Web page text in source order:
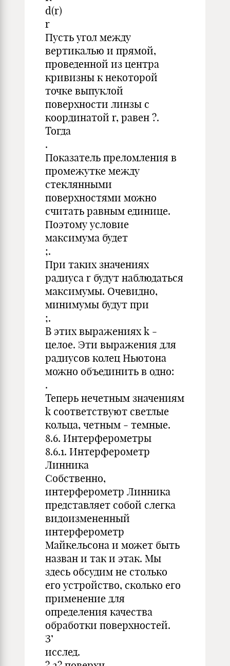
d(r)
r
Пусть угол между
вертикалью и прямой,
проведенной из центра
кривизны к некоторой
точке выпуклой
поверхности линзы с
координатой r, равен ?.
Тогда
.
Показатель преломления в
промежутке между
стеклянными
поверхностями можно
считать равным единице.
Поэтому условие
максимума будет
;.
При таких значениях
радиуса r будут наблюдаться
максимумы. Очевидно,
минимумы будут при
;.
В этих выражениях k -
целое. Эти выражения для
радиусов колец Ньютона
можно объединить в одно:
.
Теперь нечетным значениям
k соответствуют светлые
кольца, четным - темные.
8.6. Интерферометры
8.6.1. Интерферометр
Линника
Собственно,
интерферометр Линника
представляет собой слегка
видоизмененный
интерферометр
Майкельсона и может быть
назван и так и этак. Мы
здесь обсудим не столько
его устройство, сколько его
применение для
определения качества
обработки поверхностей.
З’
исслед.